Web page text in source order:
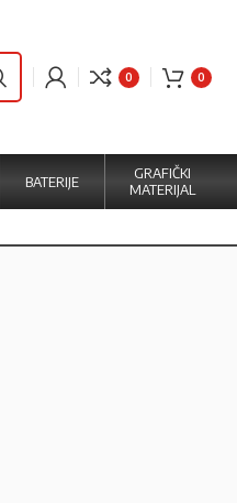
0 0
BATERIJE
GRAFIČKI
MATERIJAL